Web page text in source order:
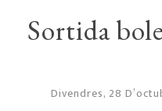
Sortida
Divendres, 28